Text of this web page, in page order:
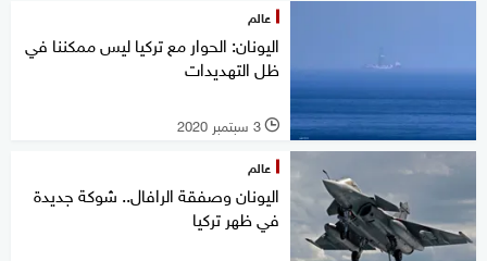
عالم
اليونان: الحوار مع تركيا ليس ممكننا في
ظل التهديدات
l 3 سبتمبر 2020
عالم
اليونان وصفقة الرافال.. شوكة جديدة
في ظهر تركيا